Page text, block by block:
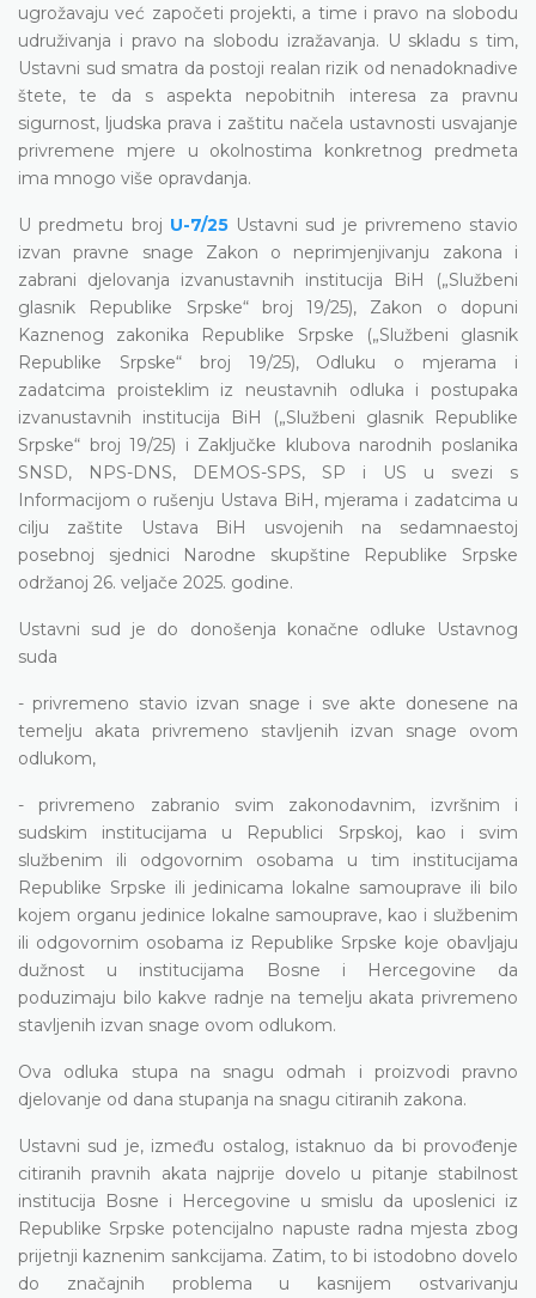
ugrožavaju već započeti projekti, a time i pravo na slobodu
udruživanja i pravo na slobodu izražavanja. U skladu s tim,
Ustavni sud smatra da postoji realan rizik od nenadoknadive
štete, te da s aspekta nepobitnih interesa za pravnu
sigurnost, ljudska prava i zaštitu načela ustavnosti usvajanje
privremene mjere u okolnostima konkretnog predmeta
ima mnogo više opravdanja.
U predmetu broj U-7/25Ustavni sud je privremeno stavio
izvan pravne snage Zakon o neprimjenjivanju zakona i
zabrani djelovanja izvanustavnih institucija BiH („Službeni
glasnik Republike Srpske“ broj 19/25), Zakon o dopuni
Kaznenog zakonika Republike Srpske („Službeni glasnik
Republike Srpske“ broj 19/25), Odluku o mjerama i
zadatcima proisteklim iz neustavnih odluka i postupaka
izvanustavnih institucija BiH („Službeni glasnik Republike
Srpske“ broj 19/25) i Zaključke klubova narodnih poslanika
SNSD, NPS-DNS, DEMOS-SPS, SP i US u svezi s
Informacijom o rušenju Ustava BiH, mjerama i zadatcima u
cilju zaštite Ustava BiH usvojenih na sedamnaestoj
posebnoj sjednici Narodne skupštine Republike Srpske
održanoj 26. veljače 2025. godine.
Ustavni sud je do donošenja konačne odluke Ustavnog
suda
- privremeno stavio izvan snage i sve akte donesene na
temelju akata privremeno stavljenih izvan snage ovom
odlukom,
- privremeno zabranio svim zakonodavnim, izvršnim i
sudskim institucijama u Republici Srpskoj, kao i svim
službenim ili odgovornim osobama u tim institucijama
Republike Srpske ili jedinicama lokalne samouprave ili bilo
kojem organu jedinice lokalne samouprave, kao i službenim
ili odgovornim osobama iz Republike Srpske koje obavljaju
dužnost u institucijama Bosne i Hercegovine da
poduzimaju bilo kakve radnje na temelju akata privremeno
stavljenih izvan snage ovom odlukom.
Ova odluka stupa na snagu odmah i proizvodi pravno
djelovanje od dana stupanja na snagu citiranih zakona.
Ustavni sud je, između ostalog, istaknuo da bi provođenje
citiranih pravnih akata najprije dovelo u pitanje stabilnost
institucija Bosne i Hercegovine u smislu da uposlenici iz
Republike Srpske potencijalno napuste radna mjesta zbog
prijetnji kaznenim sankcijama. Zatim, to bi istodobno dovelo
do značajnih problema u kasnijem ostvarivanju